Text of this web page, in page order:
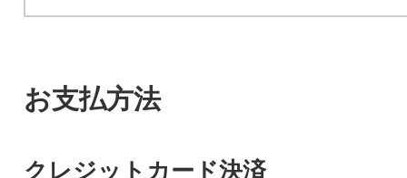
お支払方法
クレジットカード決済